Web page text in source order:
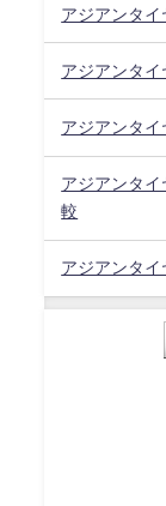
アジアンタイ
アジアンタ
アジアンタ
アジアンタ
較
アジアンタ